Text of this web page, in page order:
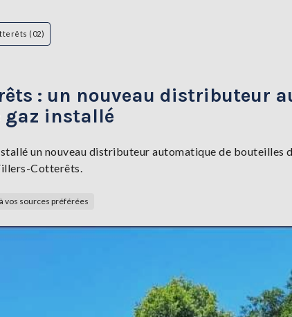
(02)
: un nouveau distributeur
gaz installé
un nouveau distributeur automatique de bouteilles
Cotterêts.
vos sources préférées